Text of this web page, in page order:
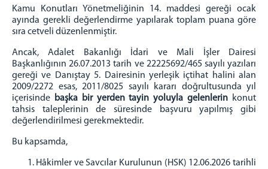
Afişler
Sıkça Sorulan Sorular
İstanbul Denetimli Serbestlik Müdürlüğü
Adalet Sarayı Anaokulu
Adliye Sağlık Hizmetleri
Telefon Rehberi
Savcılık Ön Bürosu
Çalışma Esasları
Kamu Konutları Yönetmeliğinin 14. maddesi gereği ocak
ayında gerekli değerlendirme yapılarak toplam puana göre
sıra cetveli düzenlenmiştir.
Ancak, Adalet Bakanlığı İdari ve Mali İşler Dairesi
Başkanlığının 26.07.2013 tarih ve 22225692/465 sayılı yazıları
gereği ve Danıştay 5. Dairesinin yerleşik içtihat halini alan
2009/2272 esas, 2011/8025 sayılı kararı doğrultusunda yıl
içerisinde başka bir yerden tayin yoluyla gelenlerin konut
tahsis taleplerinin de süresinde başvuru yapılmış gibi
değerlendirilmesi gerekmektedir.
Bu kapsamda,
Hâkimler ve Savcılar Kurulunun (HSK) 12.06.2026 tarihli